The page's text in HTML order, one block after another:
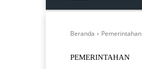
Beranda Pemerintahan
PEMERINTAHAN